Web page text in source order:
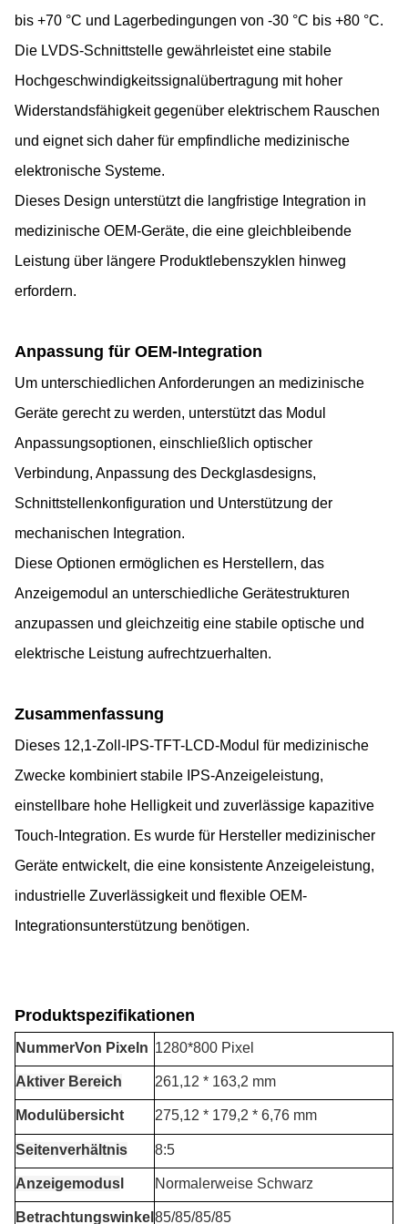
bis +70 °C und Lagerbedingungen von -30 °C bis +80 °C.
Die LVDS-Schnittstelle gewährleistet eine stabile
Hochgeschwindigkeitssignalübertragung mit hoher
Widerstandsfähigkeit gegenüber elektrischem Rauschen
und eignet sich daher für empfindliche medizinische
elektronische Systeme.
Dieses Design unterstützt die langfristige Integration in
medizinische OEM-Geräte, die eine gleichbleibende
Leistung über längere Produktlebenszyklen hinweg
erfordern.
Anpassung für OEM-Integration
Um unterschiedlichen Anforderungen an medizinische
Geräte gerecht zu werden, unterstützt das Modul
Anpassungsoptionen, einschließlich optischer
Verbindung, Anpassung des Deckglasdesigns,
Schnittstellenkonfiguration und Unterstützung der
mechanischen Integration.
Diese Optionen ermöglichen es Herstellern, das
Anzeigemodul an unterschiedliche Gerätestrukturen
anzupassen und gleichzeitig eine stabile optische und
elektrische Leistung aufrechtzuerhalten.
Zusammenfassung
Dieses 12,1-Zoll-IPS-TFT-LCD-Modul für medizinische
Zwecke kombiniert stabile IPS-Anzeigeleistung,
einstellbare hohe Helligkeit und zuverlässige kapazitive
Touch-Integration. Es wurde für Hersteller medizinischer
Geräte entwickelt, die eine konsistente Anzeigeleistung,
industrielle Zuverlässigkeit und flexible OEM-
Integrationsunterstützung benötigen.
Produktspezifikationen
NummerVon Pixeln 1280*800 Pixel
Aktiver Bereich 261,12 * 163,2 mm
Modulübersicht 275,12 * 179,2 * 6,76 mm
Seitenverhältnis 8:5
Anzeigemodus Normalerweise Schwarz
Betrachtungswinkel 85/85/85/85